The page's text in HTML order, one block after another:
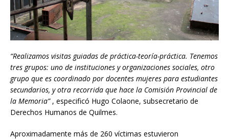
“Realizamos visitas guiadas de práctica-teoría-práctica. Tenemos
tres grupos: uno de instituciones y organizaciones sociales, otro
grupo que es coordinado por docentes mujeres para estudiantes
secundarios, y otra recorrida que hace la Comisión Provincial de
la Memoria” , especificó Hugo Colaone, subsecretario de
Derechos Humanos de Quilmes.
Aproximadamente más de 260 víctimas estuvieron